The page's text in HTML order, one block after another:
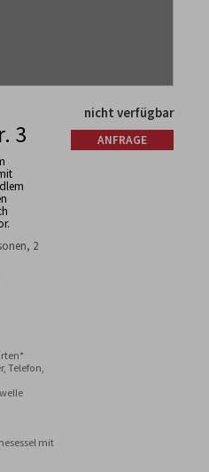
3
2
Telefon,
mit
nicht verfügbar
ANFRAGE